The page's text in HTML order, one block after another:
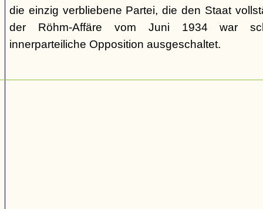
die einzig verbliebene Partei, die den Staat
der Röhm-Affäre vom Juni 1934 war
innerparteiliche Opposition ausgeschaltet.